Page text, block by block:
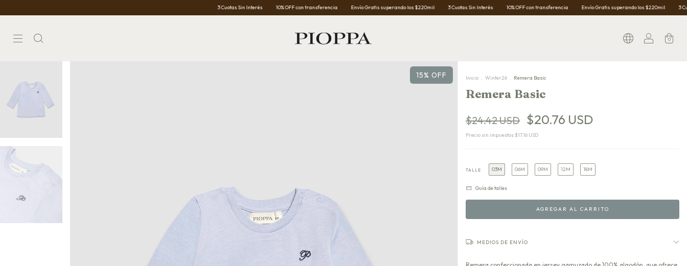
3 Cuotas Sin Interés 10% OFF con transferencia Envío Gratis superando los $220mil 3 Cuotas Sin Interés 10% OFF con transferencia Envío Gratis superando los $220mil 3 Cuotas Sin Interés
0
15% OFF Inicio . Winter26 . Remera Basic
Remera Basic
$24.42 USD $20.76 USD
Precio sin impuestos $17.16 USD
TALLE 03M 06M 09M 12M 18M
Guía de talles
MEDIOS DE ENVÍO